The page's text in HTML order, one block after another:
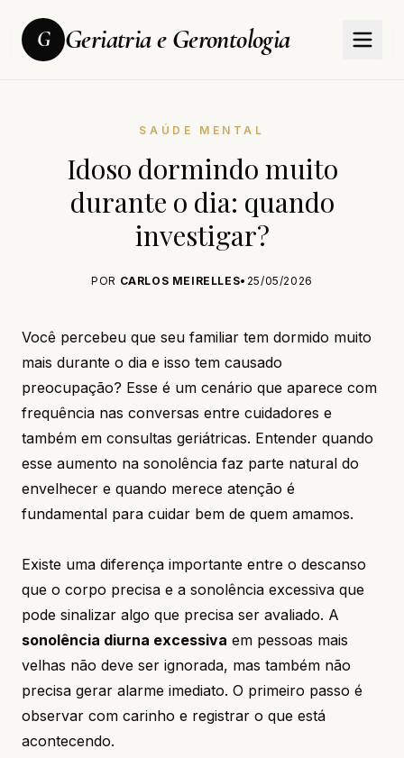
G Geriatria e Gerontologia
SAÚDE MENTAL
Idoso dormindo muito
durante o dia: quando
investigar?
POR CARLOS MEIRELLES• 25/05/2026
Você percebeu que seu familiar tem dormido muito
mais durante o dia e isso tem causado
preocupação? Esse é um cenário que aparece com
frequência nas conversas entre cuidadores e
também em consultas geriátricas. Entender quando
esse aumento na sonolência faz parte natural do
envelhecer e quando merece atenção é
fundamental para cuidar bem de quem amamos.
Existe uma diferença importante entre o descanso
que o corpo precisa e a sonolência excessiva que
pode sinalizar algo que precisa ser avaliado. A
sonolência diurna excessiva em pessoas mais
velhas não deve ser ignorada, mas também não
precisa gerar alarme imediato. O primeiro passo é
observar com carinho e registrar o que está
acontecendo.